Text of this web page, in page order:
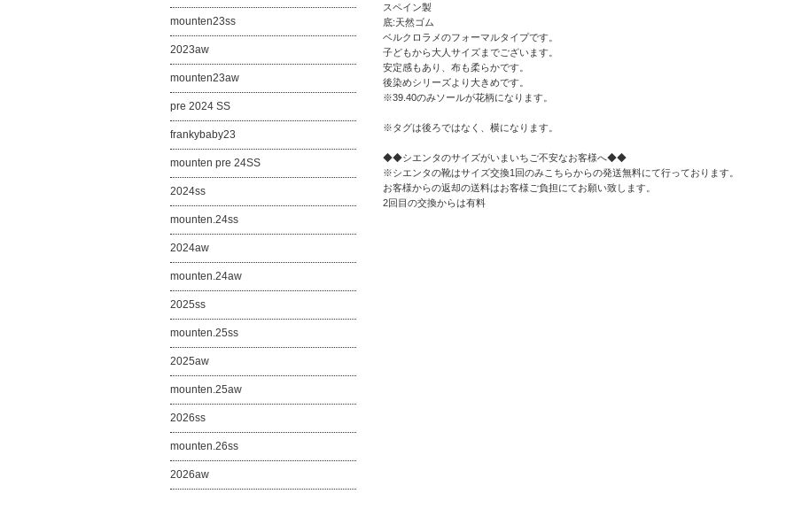
スペイン製
底:天然ゴム
ベルクロラメのフォーマルタイプです。
子どもから大人サイズまでございます。
安定感もあり、布も柔らかです。
後染めシリーズより大きめです。
※39.40のみソールが花柄になります。
※タグは後ろではなく、横になります。
◆◆シエンタのサイズがいまいちご不安なお客様へ◆◆
※シエンタの靴はサイズ交換1回のみこちらからの発送無料にて行っております。
お客様からの返却の送料はお客様ご負担にてお願い致します。
2回目の交換からは有料
mounten23ss
2023aw
mounten23aw
pre 2024 SS
frankybaby23
mounten pre 24SS
2024ss
mounten.24ss
2024aw
mounten.24aw
2025ss
mounten.25ss
2025aw
mounten.25aw
2026ss
mounten.26ss
2026aw